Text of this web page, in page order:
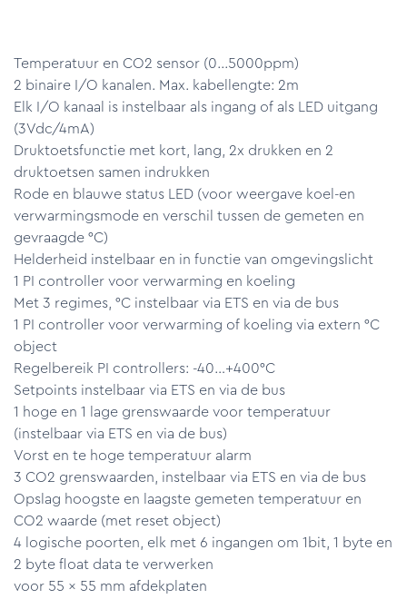
Temperatuur en CO2 sensor (0...5000ppm)
2 binaire I/O kanalen. Max. kabellengte: 2m
Elk I/O kanaal is instelbaar als ingang of als LED uitgang
(3Vdc/4mA)
Druktoetsfunctie met kort, lang, 2x drukken en 2
druktoetsen samen indrukken
Rode en blauwe status LED (voor weergave koel-en
verwarmingsmode en verschil tussen de gemeten en
gevraagde °C)
Helderheid instelbaar en in functie van omgevingslicht
1 PI controller voor verwarming en koeling
Met 3 regimes, °C instelbaar via ETS en via de bus
1 PI controller voor verwarming of koeling via extern °C
object
Regelbereik PI controllers: -40…+400°C
Setpoints instelbaar via ETS en via de bus
1 hoge en 1 lage grenswaarde voor temperatuur
(instelbaar via ETS en via de bus)
Vorst en te hoge temperatuur alarm
3 CO2 grenswaarden, instelbaar via ETS en via de bus
Opslag hoogste en laagste gemeten temperatuur en
CO2 waarde (met reset object)
4 logische poorten, elk met 6 ingangen om 1bit, 1 byte en
2 byte float data te verwerken
voor 55 x 55 mm afdekplaten